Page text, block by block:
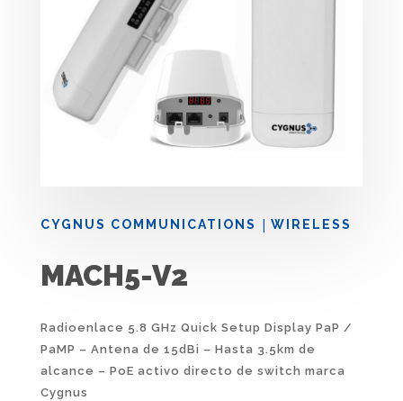
CYGNUS COMMUNICATIONS | WIRELESS
MACH5-V2
Radioenlace 5.8 GHz Quick Setup Display PaP /
PaMP – Antena de 15dBi – Hasta 3.5km de
alcance – PoE activo directo de switch marca
Cygnus